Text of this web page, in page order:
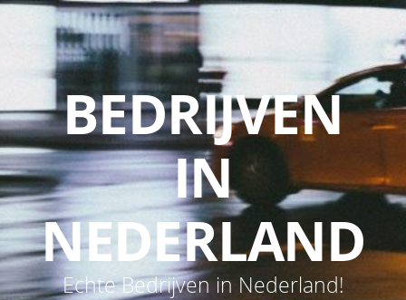
BEDRIJVEN
IN
NEDERLAND
Echte Bedrijven in Nederland!